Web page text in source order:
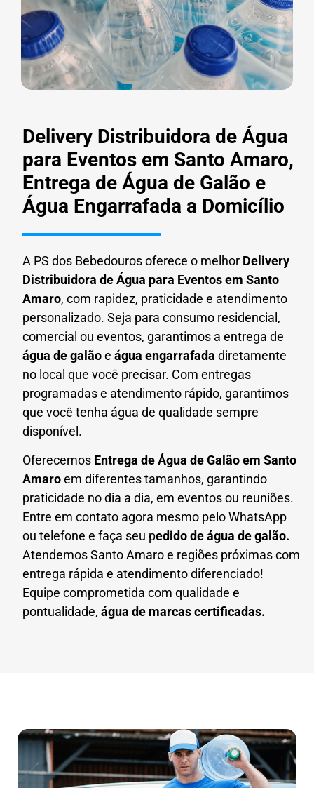
Delivery Distribuidora de Água
para Eventos em Santo Amaro,
Entrega de Água de Galão e
Água Engarrafada a Domicílio
A PS dos Bebedouros oferece o melhor Delivery
Distribuidora de Água para Eventos em Santo
Amaro, com rapidez, praticidade e atendimento
personalizado. Seja para consumo residencial,
comercial ou eventos, garantimos a entrega de
água de galãoe água engarrafada diretamente
no local que você precisar. Com entregas
programadas e atendimento rápido, garantimos
que você tenha água de qualidade sempre
disponível.
Oferecemos Entrega de Água de Galão em Santo
Amaroem diferentes tamanhos, garantindo
praticidade no dia a dia, em eventos ou reuniões.
Entre em contato agora mesmo pelo WhatsApp
ou telefone e faça seu pedido de água de galão.
Atendemos Santo Amaro e regiões próximas com
entrega rápida e atendimento diferenciado!
Equipe comprometida com qualidade e
pontualidade, água de marcas certificadas.